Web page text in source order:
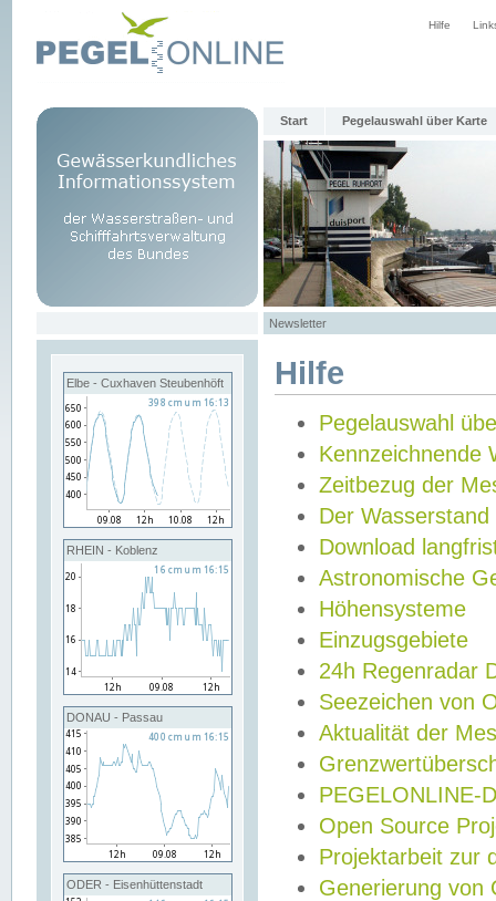
Hilfe
Start Pegelauswahl über Karte
Newsletter
Elbe - Cuxhaven Steubenhöft
RHEIN - Koblenz
DONAU - Passau
ODER - Eisenhüttenstadt
Hilfe
Pegelauswahl
Kennzeichnende
Zeitbezug der
Der Wasserstand
Download
Astronomische
Höhensysteme
Einzugsgebiete
24h Regenradar
Seezeichen von
Aktualität der
PEGELONLINE-
Open Source
Projektarbeit zur
Generierung von